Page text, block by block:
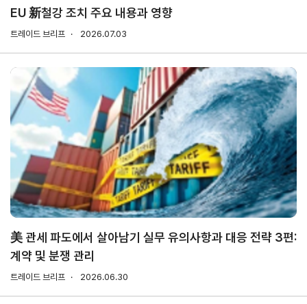
사업
추진
과제
경영방침
사회
공헌
활동
활동소개
CI규
정/
서체
EU 新철강 조치 주요 내용과 영향
트레이드 브리프 2026.07.03
美 관세 파도에서 살아남기 실무 유의사항과 대응 전략 3편:
계약 및 분쟁 관리
트레이드 브리프 2026.06.30